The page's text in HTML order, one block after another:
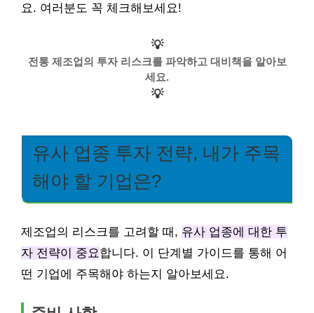
요. 여러분도 꼭 체크해보세요!
💡
전통 제조업의 투자 리스크를 파악하고 대비책을 알아보
세요.
💡
유사 업종 투자 전략, 내가 주목
해야 할 기업은?
제조업의 리스크를 고려할 때, 유사 업종에 대한 투
자 전략이 중요합니다. 이 단계별 가이드를 통해 어
떤 기업에 주목해야 하는지 알아보세요.